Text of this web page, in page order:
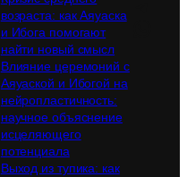
возраста: как Аяуаска
и Ибога помогают
найти новый смысл
Влияние церемоний с
Аяуаской и Ибогой на
нейропластичность:
научное объяснение
исцеляющего
потенциала
Выход из тупика: как